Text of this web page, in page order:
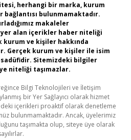
herhangi bir marka, kurum
bulunmamaktadır.
makaleler
yer alan içerikler haber niteliği
kurum ve kişiler hakkında
Gerçek kurum ve kişiler ile isim
Sitemizdeki bilgiler
niteliği taşımazlar.
Bilgi Teknolojileri ve İletişim
bir Yer Sağlayıcı olarak hizmet
içerikleri proaktif olarak denetleme
bulunmamaktadır. Ancak, üyelerimiz
taşımakta olup, siteye üye olarak